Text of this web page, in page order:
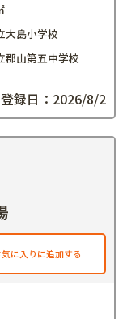
大島小学校
郡山第五中学校
登録日：2026/8/2
に入りに追加する